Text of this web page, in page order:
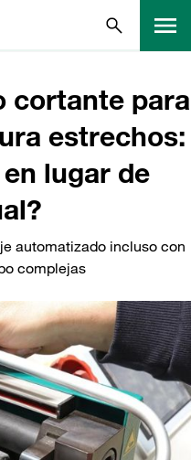
cortante para
estrechos:
lugar de
automatizado incluso con
complejas